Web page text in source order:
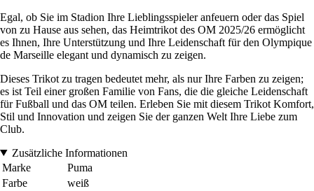
Egal, ob Sie im Stadion Ihre Lieblingsspieler anfeuern oder das Spiel
von zu Hause aus sehen, das Heimtrikot des OM 2025/26 ermöglicht
es Ihnen, Ihre Unterstützung und Ihre Leidenschaft für den Olympique
de Marseille elegant und dynamisch zu zeigen.
Dieses Trikot zu tragen bedeutet mehr, als nur Ihre Farben zu zeigen;
es ist Teil einer großen Familie von Fans, die die gleiche Leidenschaft
für Fußball und das OM teilen. Erleben Sie mit diesem Trikot Komfort,
Stil und Innovation und zeigen Sie der ganzen Welt Ihre Liebe zum
Club.
Zusätzliche Informationen
Marke
Puma
Farbe
weiß